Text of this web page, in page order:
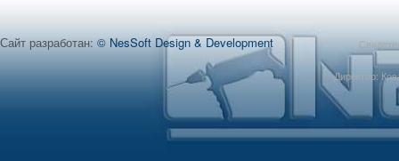
Сайт разработан: © NesSoft Design & Development
Директор: